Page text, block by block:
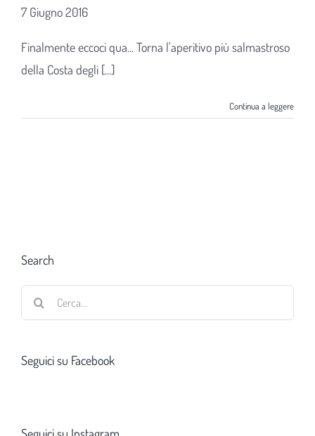
7 Giugno 2016
Finalmente eccoci qua... Torna l'aperitivo più salmastroso
della Costa degli [...]
Continua a leggere
Search
Seguici su Facebook